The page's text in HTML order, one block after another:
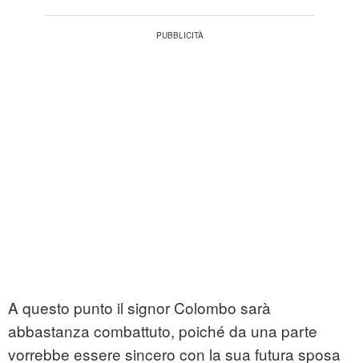
A questo punto il signor Colombo sarà
abbastanza combattuto, poiché da una parte
vorrebbe essere sincero con la sua futura sposa